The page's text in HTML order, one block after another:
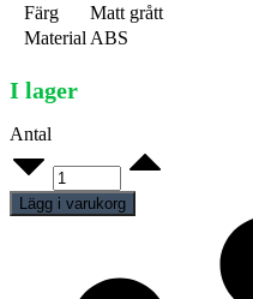
Färg
Matt grått
Material ABS
I lager
Antal
Huvud
Herr
quantity
Lägg i varukorg